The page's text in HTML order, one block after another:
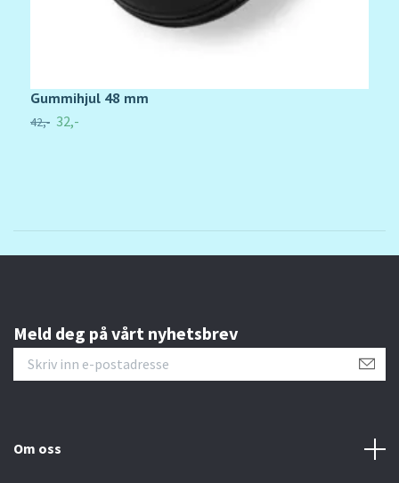
Gummihjul 48 mm
42,- 32,-
Meld deg på vårt nyhetsbrev
Om oss